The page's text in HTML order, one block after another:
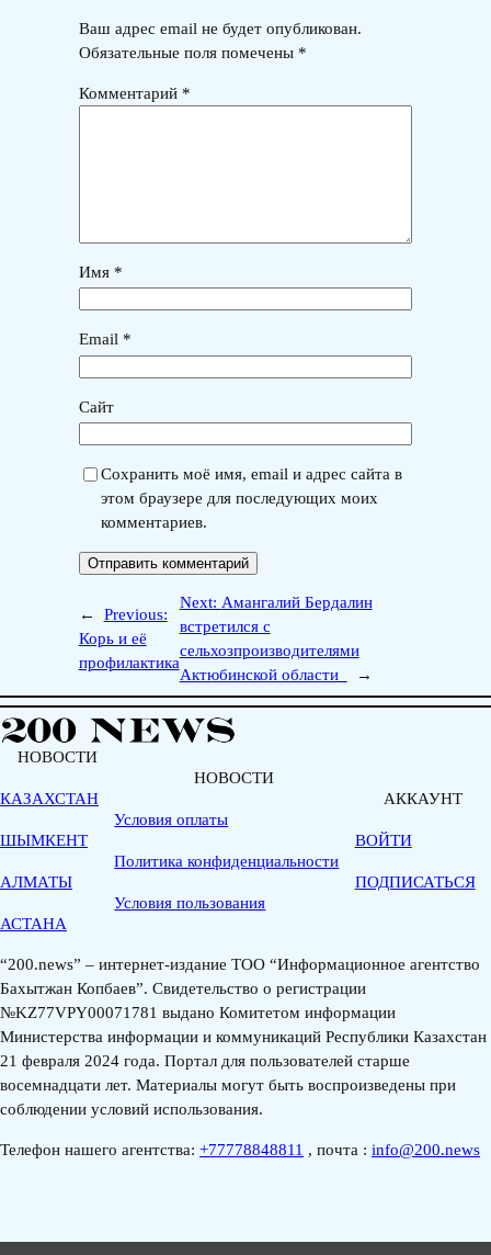
Ваш адрес email не будет опубликован.
Обязательные поля помечены *
Комментарий *
Имя *
Email *
Сайт
Сохранить моё имя, email и адрес сайта в
этом браузере для последующих моих
комментариев.
←
Previous:
Корь и её
профилактика
Next: Амангалий Бердалин
встретился с
сельхозпроизводителями
Актюбинской области
→
НОВОСТИ
КАЗАХСТАН
ШЫМКЕНТ
АЛМАТЫ
АСТАНА
НОВОСТИ
Условия оплаты
Политика конфиденциальности
Условия пользования
АККАУНТ
ВОЙТИ
ПОДПИСАТЬСЯ
“200.news” – интернет-издание ТОО “Информационное агентство
Бахытжан Копбаев”. Свидетельство о регистрации
№KZ77VPY00071781 выдано Комитетом информации
Министерства информации и коммуникаций Республики Казахстан
21 февраля 2024 года. Портал для пользователей старше
восемнадцати лет. Материалы могут быть воспроизведены при
соблюдении условий использования.
Телефон нашего агентства: +77778848811 , почта : info@200.news